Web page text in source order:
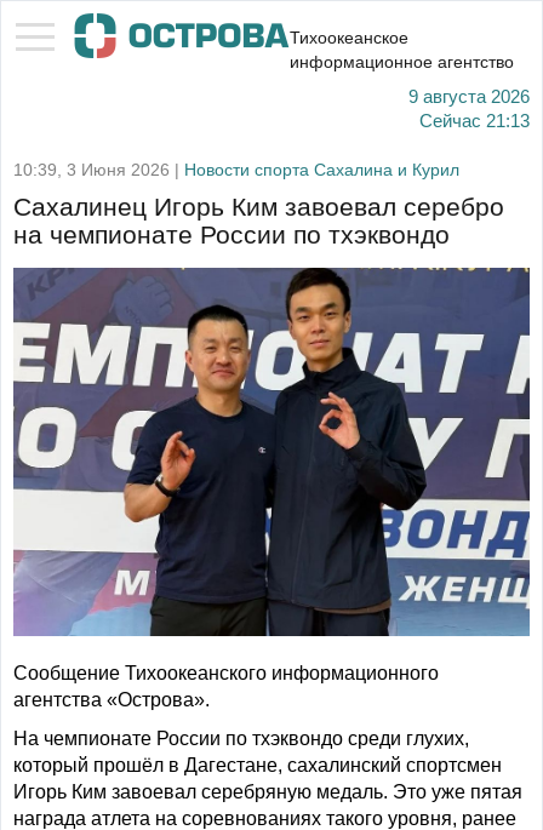
Тихоокеанское
информационное агентство
9 августа 2026
Сейчас 21:13
10:39, 3 Июня 2026 | Новости спорта Сахалина и Курил
Сахалинец Игорь Ким завоевал серебро
на чемпионате России по тхэквондо
Сообщение Тихоокеанского информационного
агентства «Острова».
На чемпионате России по тхэквондо среди глухих,
который прошёл в Дагестане, сахалинский спортсмен
Игорь Ким завоевал серебряную медаль. Это уже пятая
награда атлета на соревнованиях такого уровня, ранее